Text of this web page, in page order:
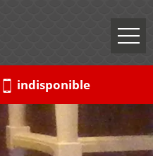
indisponible